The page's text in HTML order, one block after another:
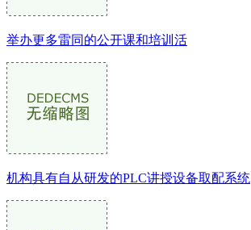
举办更多雷同的公开课和培训活
机构具有自从研发的PLC讲授设备取配系统